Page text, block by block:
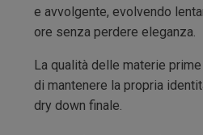
e avvolgente, evolvendo
ore senza perdere eleganza.
La qualità delle materie
di mantenere la propria
dry down finale.